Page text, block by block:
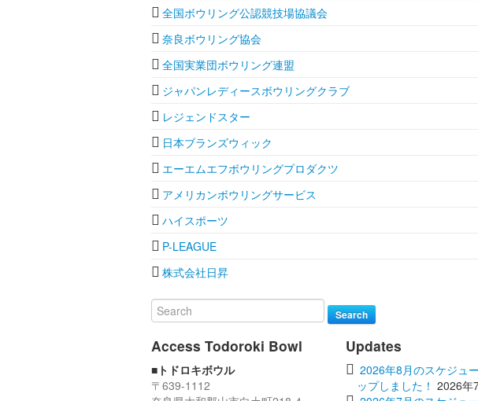
全国ボウリング公認競技場協議会
奈良ボウリング協会
全国実業団ボウリング連盟
ジャパンレディースボウリングクラブ
レジェンドスター
日本ブランズウィック
エーエムエフボウリングプロダクツ
アメリカンボウリングサービス
ハイスポーツ
P-LEAGUE
株式会社日昇
Search
Access Todoroki Bowl
■トドロキボウル
〒639-1112
Updates
2026年8月のスケジュ
ップしました！ 2026年